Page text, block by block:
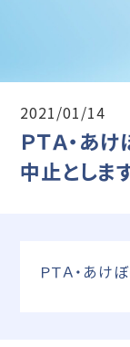
2021/01/14
ＰＴＡ・あ
中止としま
ＰＴＡ・あ